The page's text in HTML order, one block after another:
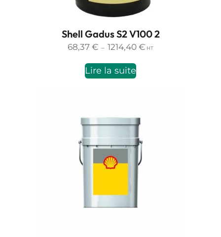
Shell Gadus S2 V100 2
68,37 € – 1214,40 €Plage
HT
Lire la suite